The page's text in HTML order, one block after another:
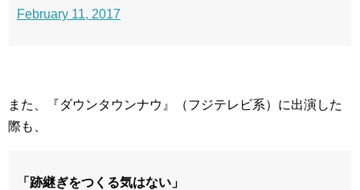
February 11, 2017
また、『ダウンタウンナウ』（フジテレビ系）に出演した
際も、
「跡継ぎをつくる気はない」